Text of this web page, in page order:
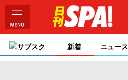
サブスク 新着 ニュース